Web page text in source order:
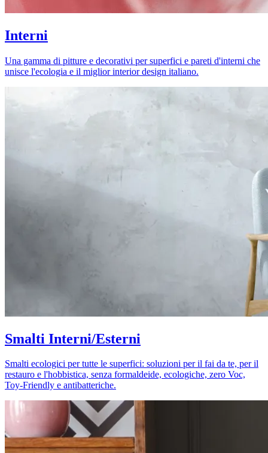
Interni
Una gamma di pitture e decorativi per superfici e pareti d'interni che
unisce l'ecologia e il miglior interior design italiano.
Smalti Interni/Esterni
Smalti ecologici per tutte le superfici: soluzioni per il fai da te, per il
restauro e l'hobbistica, senza formaldeide, ecologiche, zero Voc,
Toy-Friendly e antibatteriche.